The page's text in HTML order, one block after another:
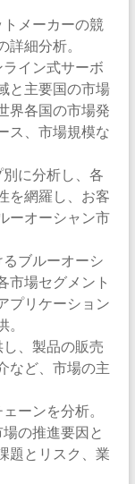
メーカーの競
細分析。
イン式サーボ
と主要国の市場
界各国の市場発
ス、市場規模な
に分析し、各
を網羅し、お客
ーオーシャン市
ブルーオーシ
市場セグメント
プリケーション
、製品の販売
など、市場の主
ーンを分析。
の推進要因と
題とリスク、業